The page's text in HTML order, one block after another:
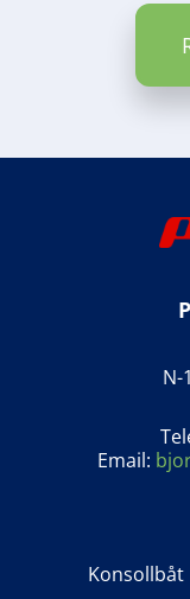
N-
Email:
Konsollbåt